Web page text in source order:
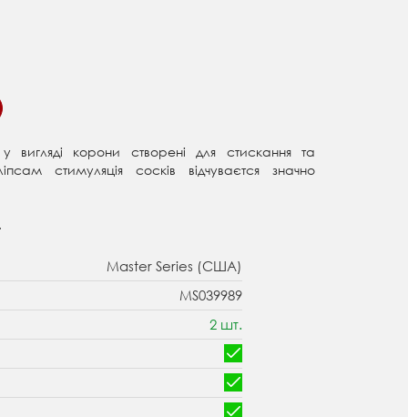
вигляді корони створені для стискання та
стимуляція сосків відчуваєтся значно
Master Series (США)
MS039989
2 шт.